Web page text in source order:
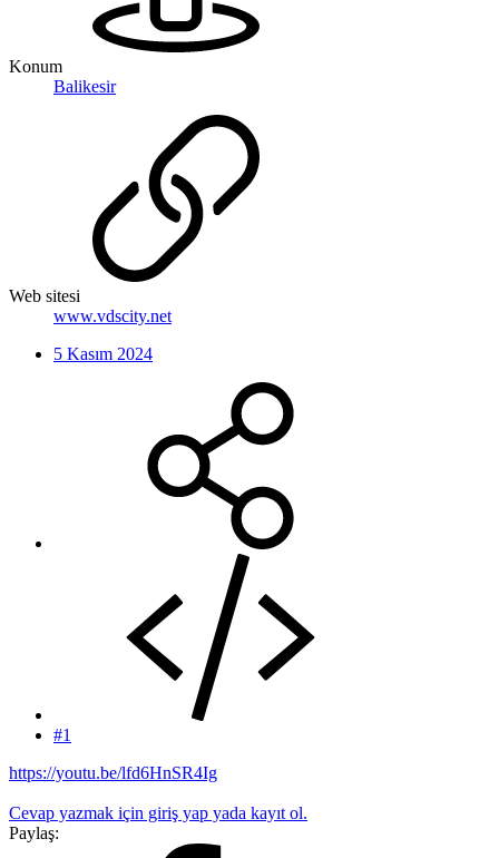
Konum
Balikesir
Web sitesi
www.vdscity.net
5 Kasım 2024
#1
https://youtu.be/lfd6HnSR4Ig
Cevap yazmak için giriş yap yada kayıt ol.
Paylaş: